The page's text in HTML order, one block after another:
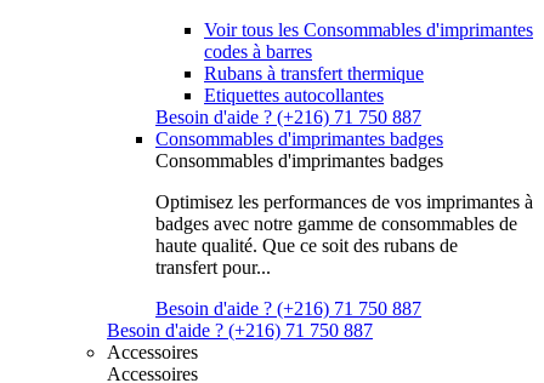
Voir tous les Consommables d'imprimantes
codes à barres
Rubans à transfert thermique
Etiquettes autocollantes
Besoin d'aide ? (+216) 71 750 887
Consommables d'imprimantes badges
Consommables d'imprimantes badges
Optimisez les performances de vos imprimantes à
badges avec notre gamme de consommables de
haute qualité. Que ce soit des rubans de
transfert pour...
Besoin d'aide ? (+216) 71 750 887
Besoin d'aide ? (+216) 71 750 887
Accessoires
Accessoires